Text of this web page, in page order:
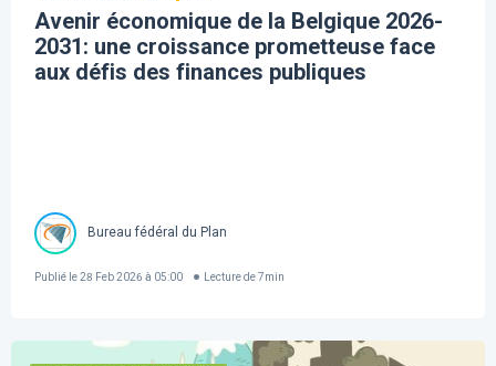
Avenir économique de la Belgique 2026-
2031: une croissance prometteuse face
aux défis des finances publiques
Bureau fédéral du Plan
Publié le28 Feb 2026 à 05:00 Lecture de 7min